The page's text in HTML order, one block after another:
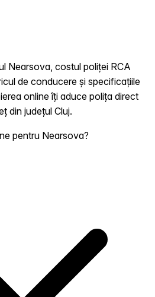
Nearsova, costul poliței RCA
de conducere și specificațiile
online îți aduce polița direct
din județul Cluj.
pentru Nearsova?